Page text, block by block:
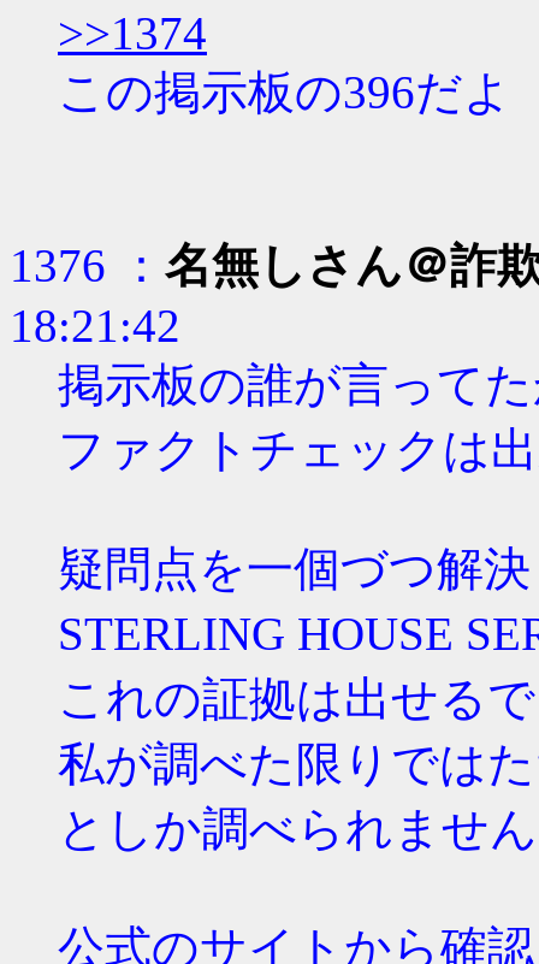
>>1374
この掲示板の396だよ
1376 ： 名無しさん＠詐
18:21:42
掲示板の誰が言って
ファクトチェックは
疑問点を一個づつ解
STERLING HOUSE
これの証拠は出せる
私が調べた限りでは
としか調べられませ
公式のサイトから確